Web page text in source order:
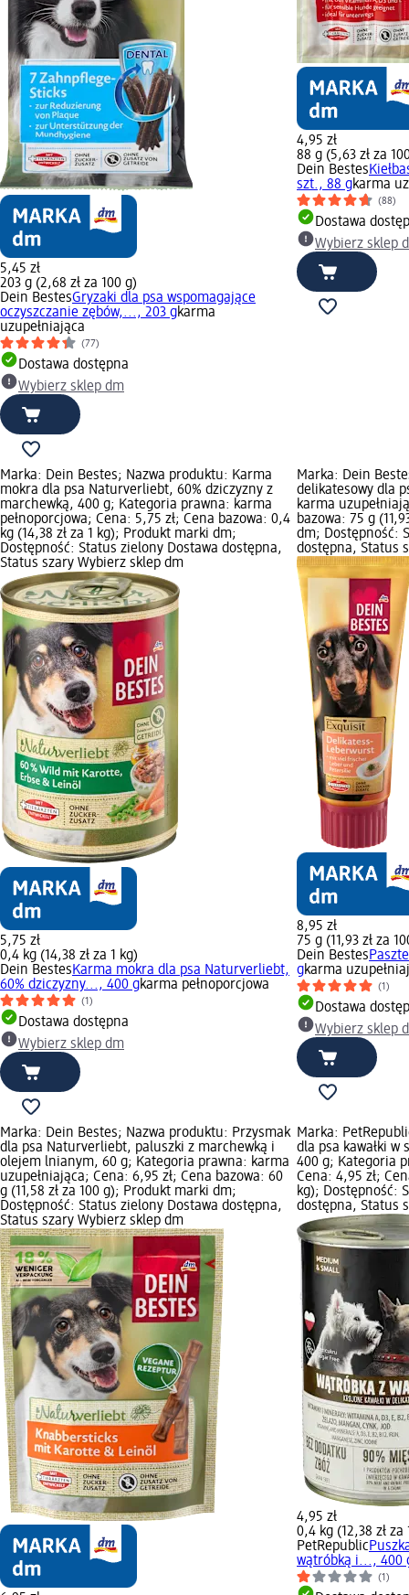
5,45 zł
203 g (2,68 zł za 100 g)
Dein BestesGryzaki dla psa wspomagające
oczyszczanie zębów,..., 203 gkarma
uzupełniająca
(77)
Dostawa dostępna
Wybierz sklep dm
4,95 zł
88 g (5,63 zł za
Dein Bestes
szt., 88 gkarma
(88)
Dostawa
Wybierz sklep
Marka: Dein Bestes; Nazwa produktu: Karma
mokra dla psa Naturverliebt, 60% dziczyzny z
marchewką, 400 g; Kategoria prawna: karma
pełnoporcjowa; Cena: 5,75 zł; Cena bazowa: 0,4
kg (14,38 zł za 1 kg); Produkt marki dm;
Dostępność: Status zielony Dostawa dostępna,
Status szary Wybierz sklep dm
5,75 zł
0,4 kg (14,38 zł za 1 kg)
Dein BestesKarma mokra dla psa Naturverliebt,
60% dziczyzny..., 400 gkarma pełnoporcjowa
(1)
Dostawa dostępna
Wybierz sklep dm
Marka: Dein
delikatesowy dla
karma
bazowa: 75 g
dm; Dostępność:
dostępna, Status
8,95 zł
75 g (11,93 zł za
Dein Bestes
gkarma
(1)
Dostawa
Wybierz sklep
Marka: Dein Bestes; Nazwa produktu: Przysmak
dla psa Naturverliebt, paluszki z marchewką i
olejem lnianym, 60 g; Kategoria prawna: karma
uzupełniająca; Cena: 6,95 zł; Cena bazowa: 60
g (11,58 zł za 100 g); Produkt marki dm;
Dostępność: Status zielony Dostawa dostępna,
Status szary Wybierz sklep dm
Marka:
dla psa kawałki w
400 g; Kategoria
Cena: 4,95 zł;
kg); Dostępność:
dostępna, Status
4,95 zł
0,4 kg (12,38 zł za
PetRepublic
wątróbką i..., 400
(1)